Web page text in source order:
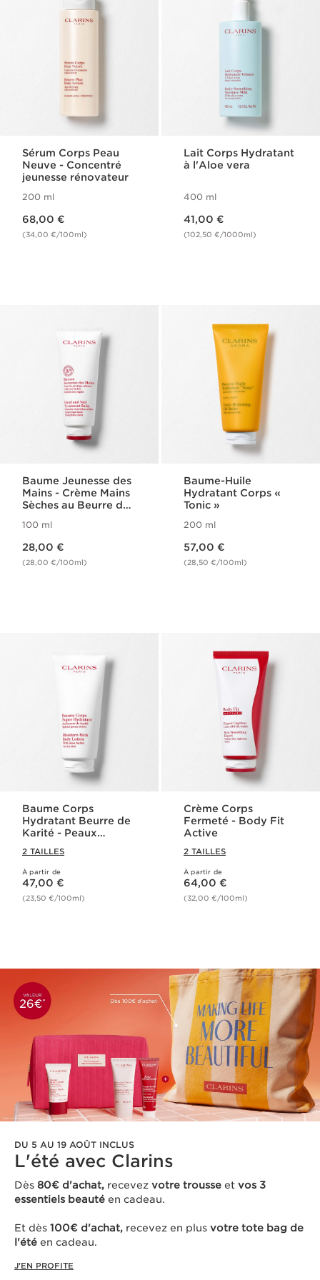
Sérum Corps Peau
Neuve - Concentré
jeunesse rénovateur
200 ml
68,00 €
(34,00 €/100ml)
Lait Corps Hydratant
à l'Aloe vera
400 ml
41,00 €
(102,50 €/1000ml)
Baume Jeunesse des
Mains - Crème Mains
Sèches au Beurre de
100 ml
28,00 €
(28,00 €/100ml)
Baume-Huile
Hydratant Corps «
Tonic »
200 ml
57,00 €
(28,50 €/100ml)
Baume Corps
Hydratant Beurre de
Karité - Peaux
2 TAILLES
À partir de
Nouveau prix 47,00 €
47,00 €
(23,50 €/100ml)
Crème Corps
Fermeté - Body Fit
Active
2 TAILLES
À partir de
Nouveau prix 64,00 €
64,00 €
(32,00 €/100ml)
DU 5 AU 19 AOÛT INCLUS
L'été avec Clarins ​
Dès 80€ d'achat, recevez votre trousse et vos 3
essentiels beauté en cadeau​.
Et dès 100€ d'achat, recevez en plus votre tote bag de
l'été en cadeau.
J'EN PROFITE